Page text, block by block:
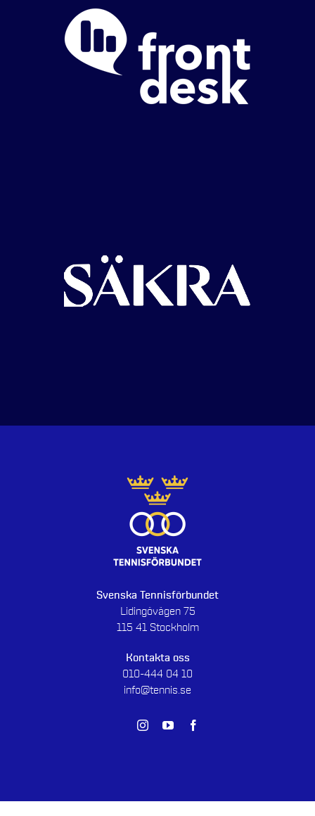
Svenska Tennisförbundet
Lidingövägen 75
115 41 Stockholm
Kontakta oss
010-444 04 10
info@tennis.se